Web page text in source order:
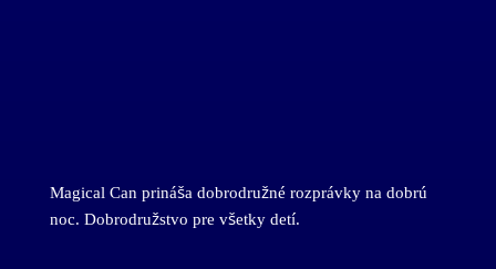
Magical Can prináša dobrodružné rozprávky na dobrú
noc. Dobrodružstvo pre všetky detí.